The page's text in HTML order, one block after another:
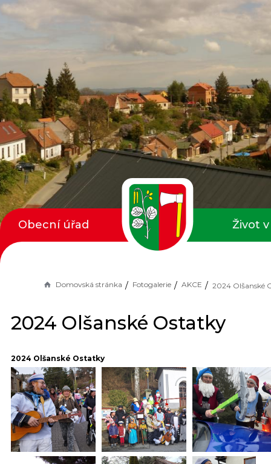
Domovská stránka Fotogalerie AKCE 2024 Olšanské
2024 Olšanské Ostatky
2024 Olšanské Ostatky
Obecní úřad Život